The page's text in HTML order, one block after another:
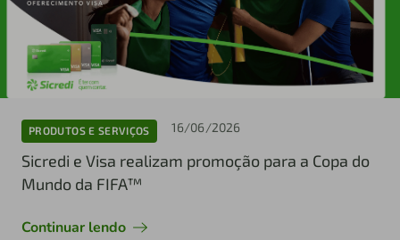
PRODUTOS E SERVIÇOS 16/06/2026
Sicredi e Visa realizam promoção para a Copa do
Mundo da FIFA™
Continuar lendo